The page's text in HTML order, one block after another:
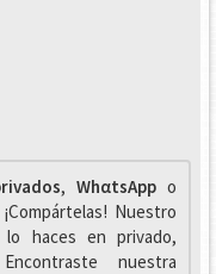
, WhαtsAppo
Nuestro
haces en privado,
nuestra